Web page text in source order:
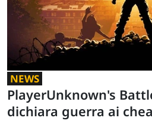
NEWS
PlayerUnknown's
dichiara guerra ai